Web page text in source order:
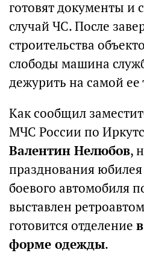
готовят документы и
случай ЧС. После
строительства
слободы машина
дежурить на самой ее
Как сообщил
МЧС России по
Валентин Нелюбов,
празднования
боевого автомобиля
выставлен
готовится отделение
форме одежды.